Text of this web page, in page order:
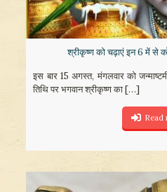
श्रीकृष्ण को चढ़ाएं इन 6 में से
इस बार 15 अगस्त, मंगलवार को
तिथि पर भगवान श्रीकृष्ण का[…]
Read